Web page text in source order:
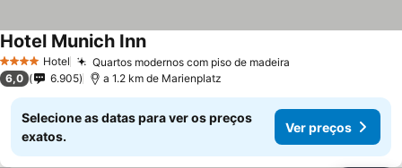
4 EstrelasHotel Quartos modernos com piso de madeira
Hotel Munich Inn
6,0 6.905 a 1.2 km de Marienplatz
Selecione as datas para ver os preços
exatos.
Ver preços